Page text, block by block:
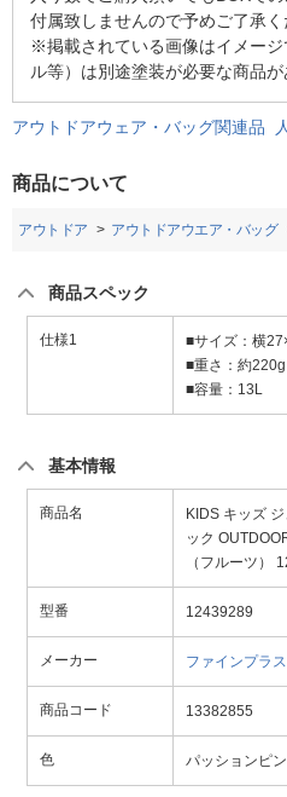
付属致しませんので予めご了承く
※掲載されている画像はイメー
ル等）は別途塗装が必要な商品が
アウトドアウェア・バッグ関連品
商品について
アウトドア アウトドアウエア・バッグ
商品スペック
仕様1
■サイズ：横
■重さ：約220g
■容量：13L
基本情報
商品名
KIDS キッズ
ック
（フルーツ）
型番 12439289
メーカー ファインプラ
商品コード 13382855
色 パッションピ